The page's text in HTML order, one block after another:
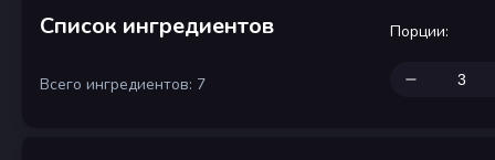
Список ингредиентов
Всего ингредиентов: 7
Порции: